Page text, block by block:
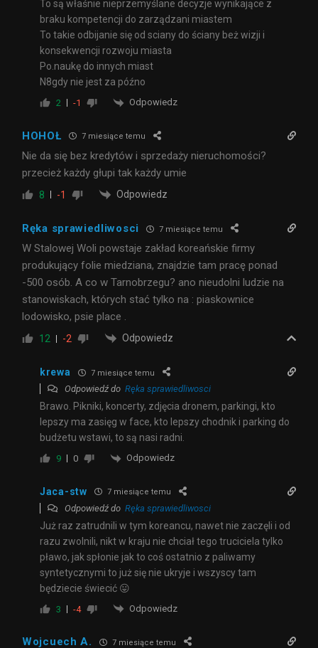
To są właśnie nieprzemyślane decyzje wynikające z
braku kompetencji do zarządzani miastem
To takie odbijanie się od sciany do ściany beż wizji i
konsekwencji rozwoju miasta
Po.naukę do innych miast
N8gdy nie jest za późno
2 -1 Odpowiedz
HOHOŁ 7 miesiące temu
Nie da się bez kredytów i sprzedaży nieruchomości?
przecież każdy głupi tak każdy umie
8 -1 Odpowiedz
Ręka sprawiedliwosci 7 miesiące temu
W Stalowej Woli powstaje zakład koreańskie firmy
produkujący folie miedziana, znajdzie tam pracę ponad
-500 osób. A co w Tarnobrzegu? ano nieudolni ludzie na
stanowiskach, których stać tylko na : piaskownice
lodowisko, psie place .
12 -2 Odpowiedz
krewa 7 miesiące temu
Odpowiedź do Ręka sprawiedliwosci
Brawo. Pikniki, koncerty, zdjęcia dronem, parkingi, kto
lepszy ma zasięg w face, kto lepszy chodnik i parking do
budżetu wstawi, to są nasi radni.
9 0 Odpowiedz
Jaca-stw 7 miesiące temu
Odpowiedź do Ręka sprawiedliwosci
Już raz zatrudnili w tym koreancu, nawet nie zaczęli i od
razu zwolnili, nikt w kraju nie chciał tego truciciela tylko
pławo, jak spłonie jak to coś ostatnio z paliwamy
syntetycznymi to już się nie ukryje i wszyscy tam
będziecie świecić 😛
3 -4 Odpowiedz
Wojcuech A. 7 miesiące temu